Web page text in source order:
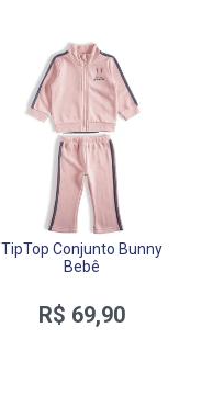
TipTop Conjunto Bunny
Bebê
R$ 69,90